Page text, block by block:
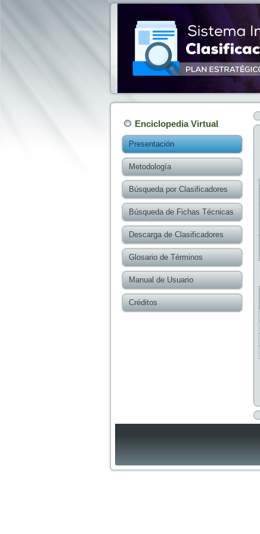
Enciclopedia Virtual
Presentación
Metodología
Búsqueda por Clasificadores
Búsqueda de Fichas Técnicas
Descarga de Clasificadores
Glosario de Términos
Manual de Usuario
Créditos